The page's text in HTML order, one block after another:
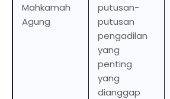
Mahkamah
Agung
putusan-
putusan
pengadilan
yang
penting
yang
dianggap